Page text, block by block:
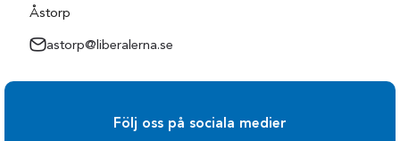
Åstorp
astorp@liberalerna.se
Följ oss på sociala medier